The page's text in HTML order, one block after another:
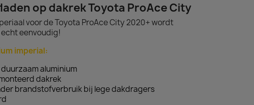
op dakrek Toyota ProAce City
voor de Toyota ProAce City 2020+ wordt
eenvoudig!
imperial:
aluminium
dakrek
brandstofverbruik bij lege dakdragers